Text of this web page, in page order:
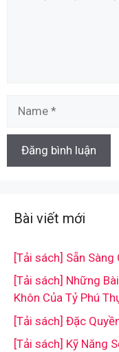
Bài viết mới
[Tải sách] Sẵn
[Tải sách] Những
Khôn Của Tỷ Phú
[Tải sách] Đặc
[Tải sách] Kỹ Năng